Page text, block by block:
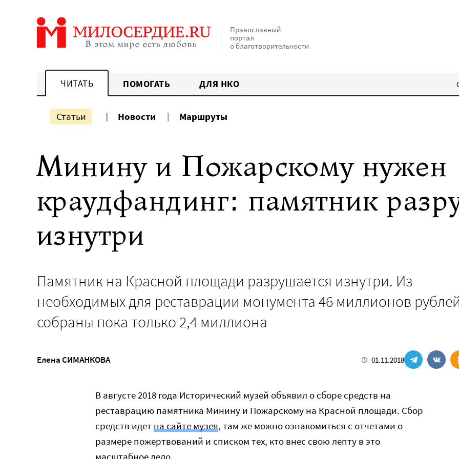
Православный
портал
о благотворительности
ЧИТАТЬ ПОМОГАТЬ ДЛЯ НКО
Статьи Новости Маршруты
Минину и Пожарскому нужен
краудфандинг: памятник
изнутри
Памятник на Красной площади разрушается изнутри. Из
необходимых для реставрации монумента 46 миллионов
собраны пока только 2,4 миллиона
Елена СИМАНКОВА 01.11.2018
В августе 2018 года Исторический музей объявил о сборе средств на
реставрацию памятника Минину и Пожарскому на Красной площади. Сбор
средств идетна сайте музея, там же можно ознакомиться с отчетами о
размере пожертвований и списком тех, кто внес свою лепту в это
масштабное дело.